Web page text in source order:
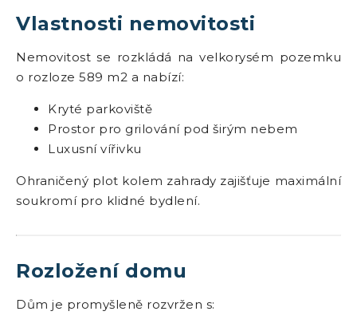
Vlastnosti nemovitosti
Nemovitost se rozkládá na velkorysém pozemku
o rozloze 589 m2 a nabízí:
Kryté parkoviště
Prostor pro grilování pod širým nebem
Luxusní vířivku
Ohraničený plot kolem zahrady zajišťuje maximální
soukromí pro klidné bydlení.
Rozložení domu
Dům je promyšleně rozvržen s: